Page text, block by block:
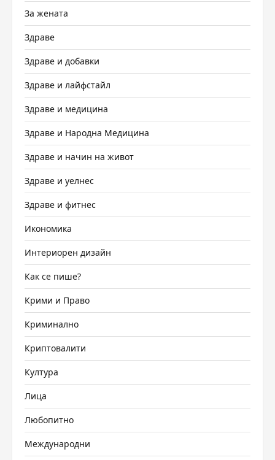
За жената
Здраве
Здраве и добавки
Здраве и лайфстайл
Здраве и медицина
Здраве и Народна Медицина
Здраве и начин на живот
Здраве и уелнес
Здраве и фитнес
Икономика
Интериорен дизайн
Как се пише?
Крими и Право
Криминално
Криптовалити
Култура
Лица
Любопитно
Международни